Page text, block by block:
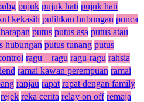
pujuk pujuk hati pujuk hati
kekasih pulihkan hubungan punca
putus putus asa putus atau
hubungan putus tunang putus
ragu – ragu ragu-ragu rahsia
ramai kawan perempuan ramai
ranjau rapat rapat dengan family
rejek reka cerita relay on off remaja